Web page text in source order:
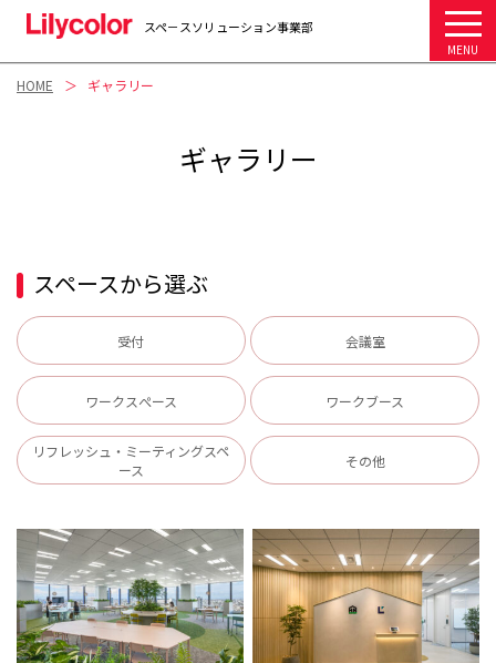
MENU
スペ－スソリューション事業部
HOME ギャラリー
ギャラリー
スペースから選ぶ
受付 会議室
ワークスぺース ワークブース
リフレッシュ・ミーティングスペ
ース
その他